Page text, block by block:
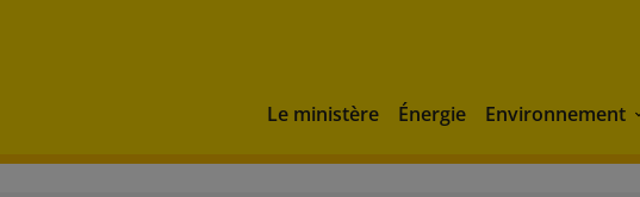
Le ministère Énergie Environnement